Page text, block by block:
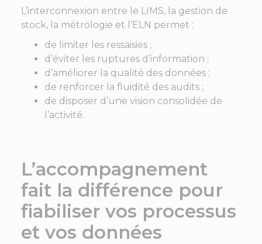
L’interconnexion entre le LIMS, la gestion de
stock, la métrologie et l’ELN permet :
de limiter les ressaisies ;
d’éviter les ruptures d’information ;
d’améliorer la qualité des données ;
de renforcer la fluidité des audits ;
de disposer d’une vision consolidée de
l’activité.
L’accompagnement
fait la différence pour
fiabiliser vos processus
et vos données